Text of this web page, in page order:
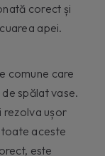
corect și
apei.
comune care
spălat vase.
rezolva ușor
aceste
este